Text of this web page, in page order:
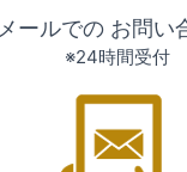
メールでの お問い
※24時間受付